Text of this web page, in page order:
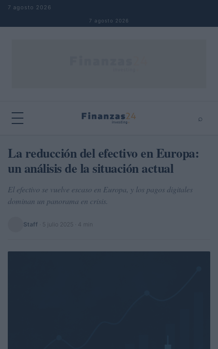
Saltar al contenido
7 agosto 2026
7 agosto 2026
⌕
Buscar ⌕
La reducción del efectivo en Europa:
un análisis de la situación actual
El efectivo se vuelve escaso en Europa, y los pagos digitales
dominan un panorama en crisis.
Staff 5 julio 2025 · 4 min